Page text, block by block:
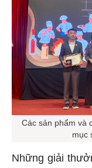
Các sản phẩm và
mục
Những giải